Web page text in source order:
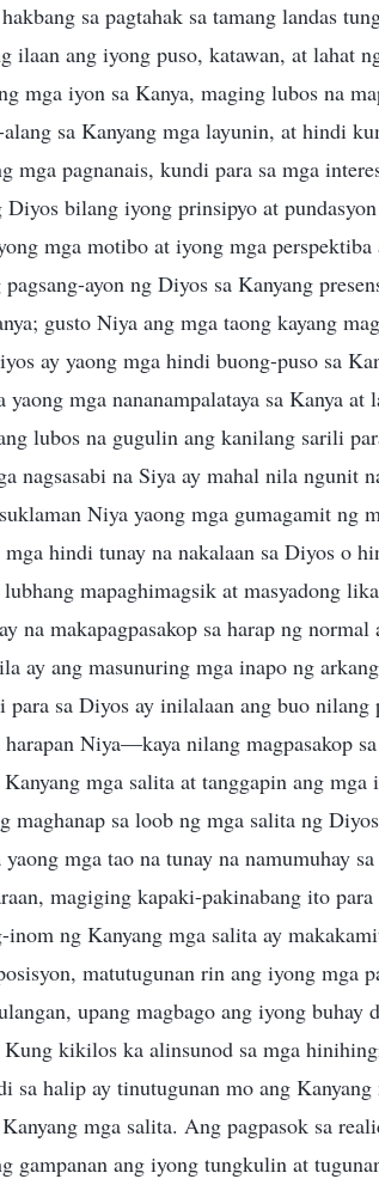
sa pagtahak sa tamang landas
ilaan ang iyong puso, katawan, at lahat
mga iyon sa Kanya, maging lubos na
sa Kanyang mga layunin, at hindi
mga pagnanais, kundi para sa mga
bilang iyong prinsipyo at
mga motibo at iyong mga
ayon ng Diyos sa Kanyang
gusto Niya ang mga taong kayang
ay yaong mga hindi buong-puso sa
mga nananampalataya sa Kanya at
lubos na gugulin ang kanilang sarili
nagsasabi na Siya ay mahal nila ngunit
Niya yaong mga gumagamit ng
hindi tunay na nakalaan sa Diyos o
mapaghimagsik at masyadong
na makapagpasakop sa harap ng
ay ang masunuring mga inapo ng
sa Diyos ay inilalaan ang buo nilang
Niya—kaya nilang magpasakop
mga salita at tanggapin ang
maghanap sa loob ng mga salita ng
mga tao na tunay na namumuhay
magiging kapaki-pakinabang ito
ng Kanyang mga salita ay
matutugunan rin ang iyong mga
upang magbago ang iyong buhay
kikilos ka alinsunod sa mga
sa halip ay tinutugunan mo ang
mga salita. Ang pagpasok sa
gampanan ang iyong tungkulin at